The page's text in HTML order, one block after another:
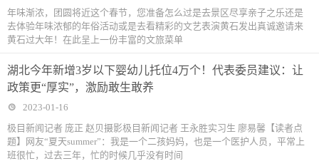
年味渐浓，团圆将近这个春节，您准备怎么过是去景区尽享亲子之乐还是
去体验年味浓郁的年俗活动或是去看精彩的文艺表演黄石发出真诚邀请来
黄石过大年！在此呈上一份丰富的文旅菜单
湖北今年新增3岁以下婴幼儿托位4万个！代表委员建议：让
政策更“厚实”，激励敢生敢养
2023-01-16
极目新闻记者 庞正 赵贝摄影极目新闻记者 王永胜实习生 廖易馨【读者点
题】网友“夏天summer”：我是一个二孩妈妈，也是一个医护人员，平常上
班很忙，过去三年，忙的时候几乎没有时间